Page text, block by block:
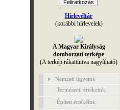
Hírlevéltár
(korábbi hírlevelek)
A Magyar Királyság
domborzati terképe
(A terkép rákattintva nagyítható)
Nemzeti ügyeink
Természeti értékeink
Épített értékeink